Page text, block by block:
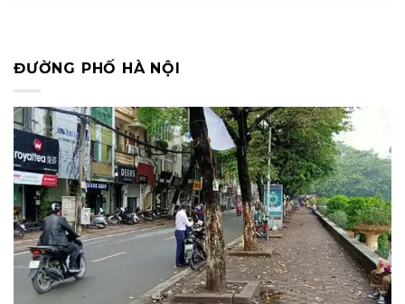
sinh giỏi Hoá cấp thành phố và kỳ thi Hóa học Hoàng gia
Úc.
ĐƯỜNG PHỐ HÀ NỘI